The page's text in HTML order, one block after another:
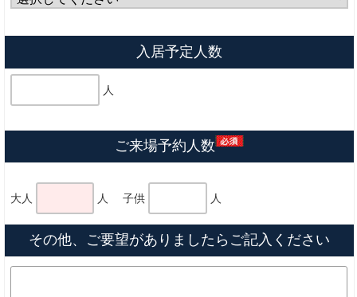
入居予定人数
人
ご来場予約人数
大人 人 子供 人
その他、ご要望がありましたらご記入ください